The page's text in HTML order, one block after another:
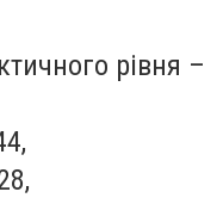
рівня –